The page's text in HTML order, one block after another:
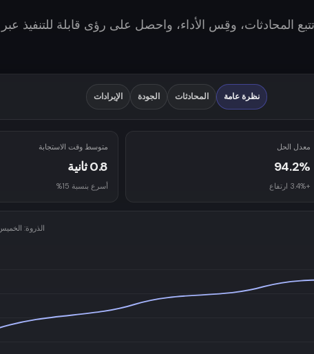
تتبع المحادثات، وقِس الأداء، واحصل على رؤى قابلة للتنفيذ
نظرة عامة المحادثات الجودة الإيرادات
معدل الحل
94.2%
+3.4% ارتفاع
متوسط وقت الاستجابة
0.8 ثانية
أسرع بنسبة 15%
الذروة: